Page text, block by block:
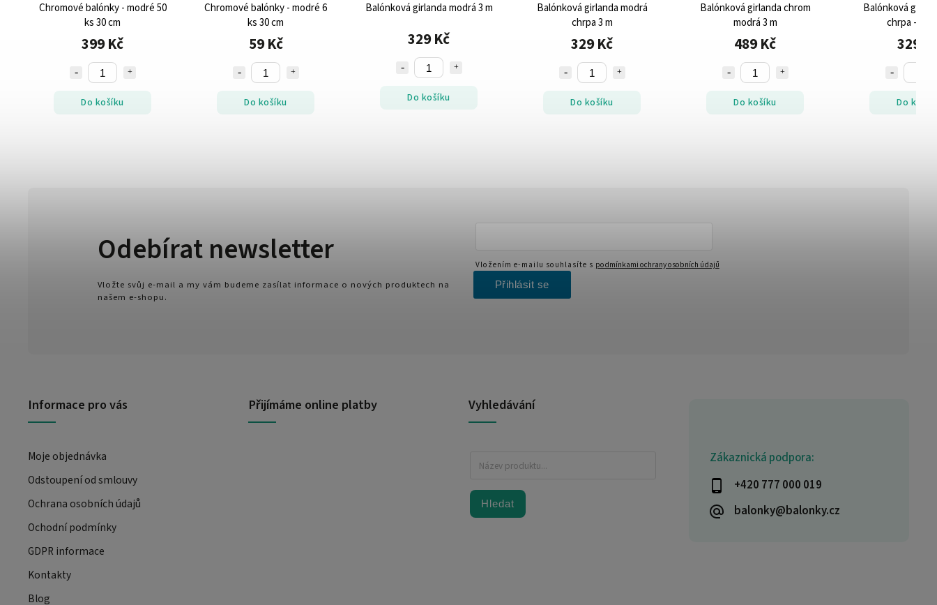
Chromové balónky - modré 50
ks 30 cm
399 Kč
Do košíku
Chromové balónky - modré 6
ks 30 cm
59 Kč
Do košíku
Balónková girlanda modrá 3 m
329 Kč
Do košíku
Balónková girlanda modrá
chrpa 3 m
329 Kč
Do košíku
Balónková girlanda chrom
modrá 3 m
489 Kč
Do košíku
Balónková
chrpa - bílá
329
Do
Zákaznická podpora:
+420 777 000 019
balonky@balonky.cz
Informace pro vás
Moje objednávka
Odstoupení od smlouvy
Ochrana osobních údajů
Ochodní podmínky
GDPR informace
Kontakty
Blog
Přijímáme online platby Vyhledávání
Hledat
Odebírat newsletter
Vložte svůj e-mail a my vám budeme zasílat informace o nových produktech na
našem e-shopu.
Vložením e-mailu souhlasíte s podmínkami ochrany osobních údajů
Přihlásit se